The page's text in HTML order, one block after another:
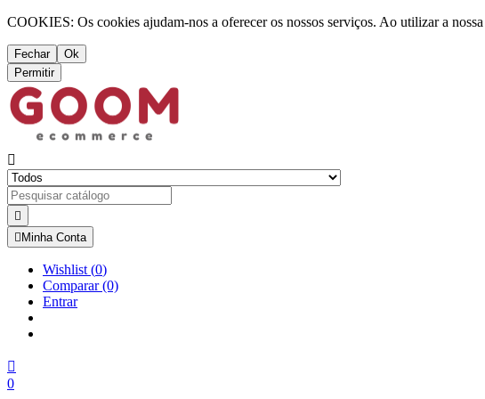
COOKIES: Os cookies ajudam-nos a oferecer os nossos serviços. Ao utilizar a
Fechar
Ok
Permitir


 Minha Conta
Wishlist (0)
Comparar(0)
Entrar

0